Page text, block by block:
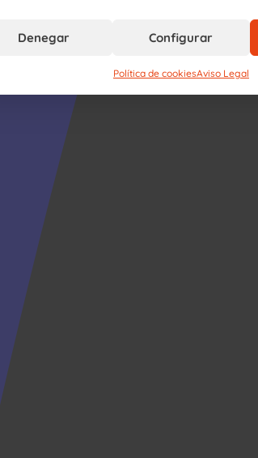
Denegar Configurar
Política de cookiesAviso Legal